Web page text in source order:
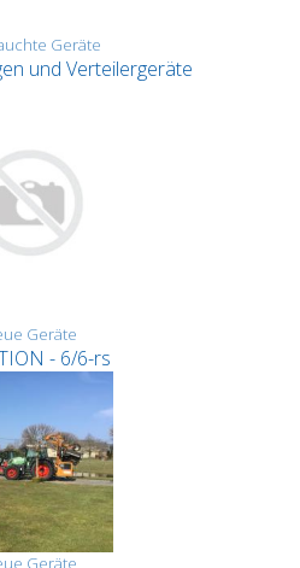
Geräte
und Verteilergeräte
Geräte
- 6/6-rs
Geräte